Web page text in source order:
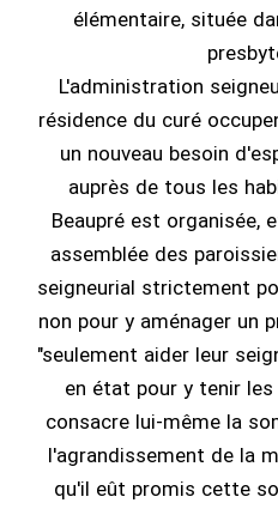
élémentaire, située
L'administration
résidence du curé
un nouveau besoin
auprès de tous les
Beaupré est organisée,
assemblée des
seigneurial strictement
non pour y aménager un
"seulement aider leur
en état pour y tenir
consacre lui-même la
l'agrandissement de la
qu'il eût promis cette